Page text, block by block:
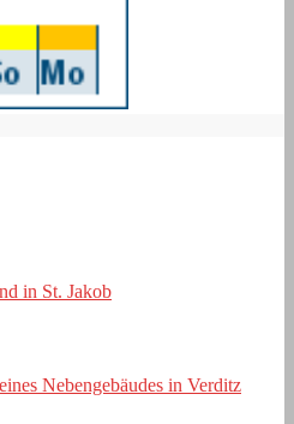
in St. Jakob
Nebengebäudes in Verditz